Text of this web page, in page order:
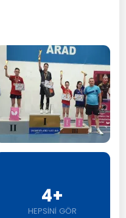
4+
HEPSİNİ GÖR